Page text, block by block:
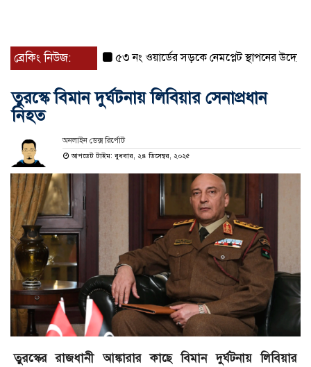
ব্রেকিং নিউজ: ৫৩ নং ওয়ার্ডের সড়কে নেমপ্লেট স্থাপনের উদ্যোগ চান
তুরস্কে বিমান দুর্ঘটনায় লিবিয়ার সেনাপ্রধান
নিহত
অনলাইন ডেক্স রির্পোট
আপডেট টাইম: বুধবার, ২৪ ডিসেম্বর, ২০২৫
তুরস্কের রাজধানী আঙ্কারার কাছে বিমান দুর্ঘটনায় লিবিয়ার